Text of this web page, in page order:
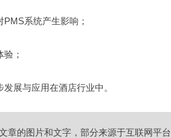
系统产生影响；
；
展与应用在酒店行业中。
章的图片和文字，部分来源于互联网平